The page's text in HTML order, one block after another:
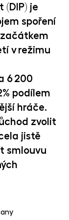
(DIP) je
spoření
v režimu
6 200
podílem
hráče.
zvolit
jistě
smlouvu